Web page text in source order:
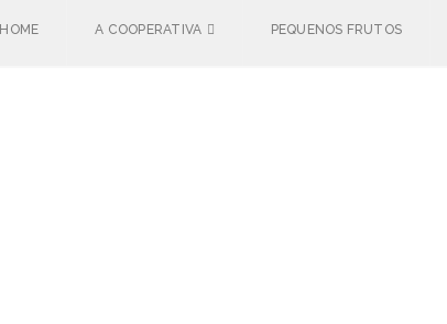
HOME A COOPERATIVA PEQUENOS FRUTOS